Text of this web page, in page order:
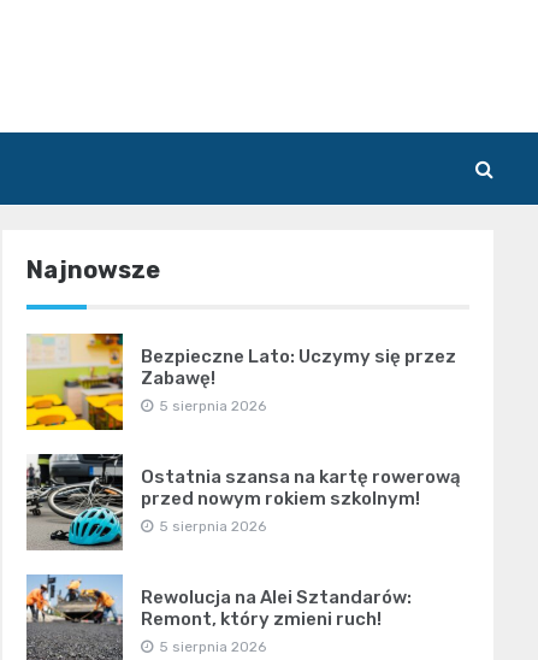
Najnowsze
Bezpieczne Lato: Uczymy się przez
Zabawę!
5 sierpnia 2026
Ostatnia szansa na kartę rowerową
przed nowym rokiem szkolnym!
5 sierpnia 2026
Rewolucja na Alei Sztandarów:
Remont, który zmieni ruch!
5 sierpnia 2026